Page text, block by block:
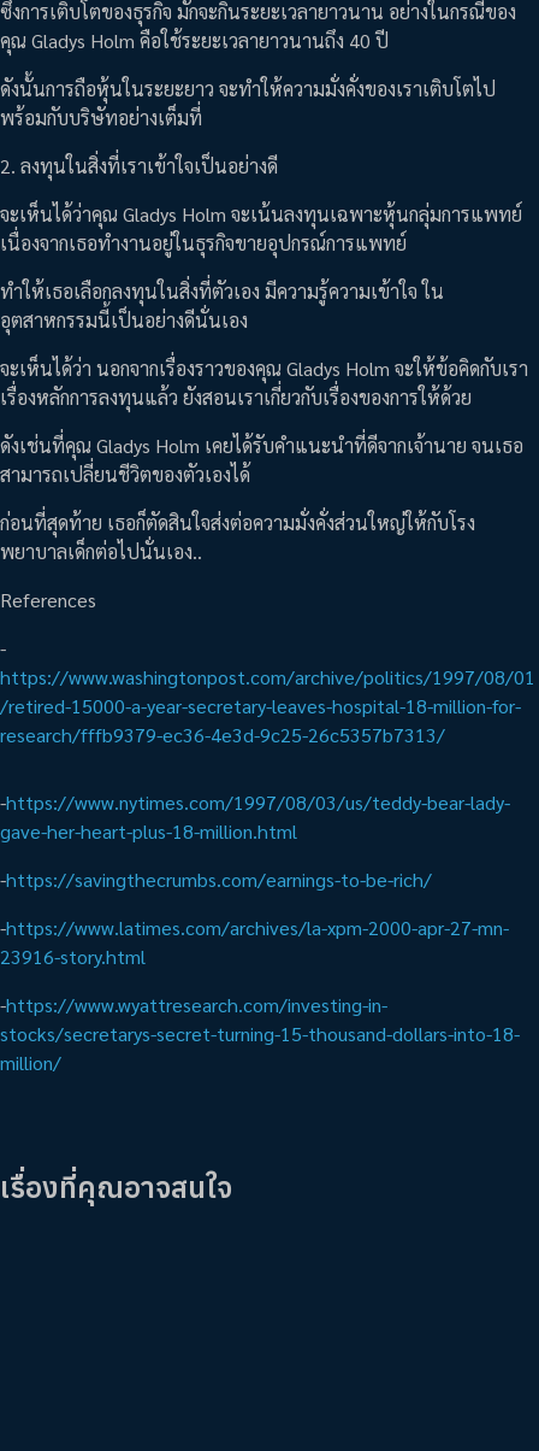
ซึ่งการเติบโตของธุรกิจ มักจะกินระยะเวลายาวนาน อย่างในกรณีของ
คุณ Gladys Holm คือใช้ระยะเวลายาวนานถึง 40 ปี
ดังนั้นการถือหุ้นในระยะยาว จะทำให้ความมั่งคั่งของเราเติบโตไป
พร้อมกับบริษัทอย่างเต็มที่
2. ลงทุนในสิ่งที่เราเข้าใจเป็นอย่างดี
จะเห็นได้ว่าคุณ Gladys Holm จะเน้นลงทุนเฉพาะหุ้นกลุ่มการแพทย์
เนื่องจากเธอทำงานอยู่ในธุรกิจขายอุปกรณ์การแพทย์
ทำให้เธอเลือกลงทุนในสิ่งที่ตัวเอง มีความรู้ความเข้าใจ ใน
อุตสาหกรรมนี้เป็นอย่างดีนั่นเอง
จะเห็นได้ว่า นอกจากเรื่องราวของคุณ Gladys Holm จะให้ข้อคิดกับเรา
เรื่องหลักการลงทุนแล้ว ยังสอนเราเกี่ยวกับเรื่องของการให้ด้วย
ดังเช่นที่คุณ Gladys Holm เคยได้รับคำแนะนำที่ดีจากเจ้านาย จนเธอ
สามารถเปลี่ยนชีวิตของตัวเองได้
ก่อนที่สุดท้าย เธอก็ตัดสินใจส่งต่อความมั่งคั่งส่วนใหญ่ให้กับโรง
พยาบาลเด็กต่อไปนั่นเอง..
References
-
https://www.washingtonpost.com/archive/politics/1997/08/01
/retired-15000-a-year-secretary-leaves-hospital-18-million-for-
research/fffb9379-ec36-4e3d-9c25-26c5357b7313/
-https://www.nytimes.com/1997/08/03/us/teddy-bear-lady-
gave-her-heart-plus-18-million.html
-https://savingthecrumbs.com/earnings-to-be-rich/
-https://www.latimes.com/archives/la-xpm-2000-apr-27-mn-
23916-story.html
-https://www.wyattresearch.com/investing-in-
stocks/secretarys-secret-turning-15-thousand-dollars-into-18-
million/
เรื่องที่คุณอาจสนใจ